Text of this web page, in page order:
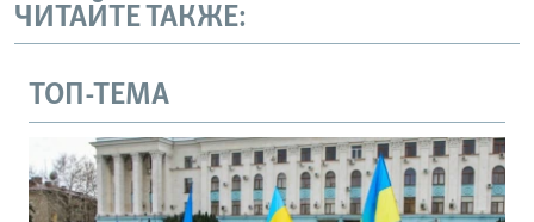
ЧИТАЙТЕ ТАКЖЕ:
ТОП-ТЕМА